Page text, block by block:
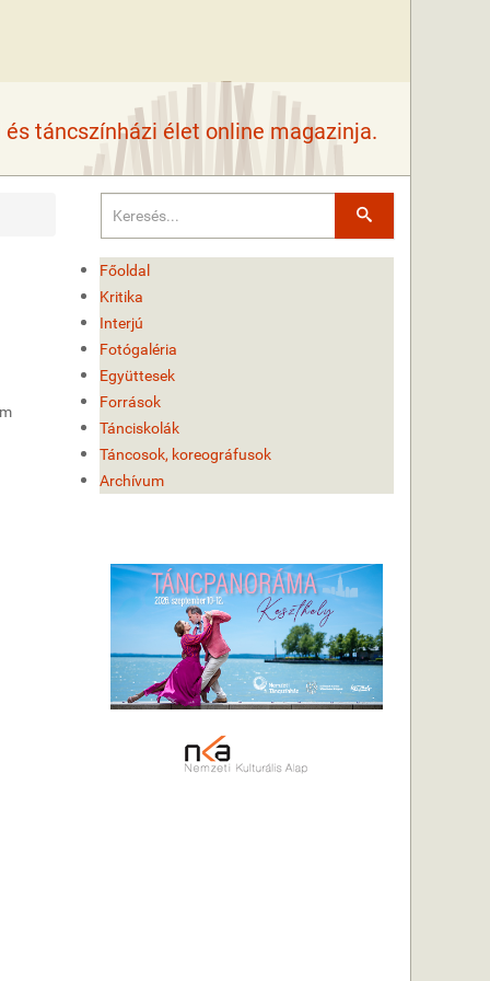
táncszínházi élet online magazinja.
m
Keresés
Főoldal
Kritika
Interjú
Fotógaléria
Együttesek
Források
Tánciskolák
Táncosok, koreográfusok
Archívum